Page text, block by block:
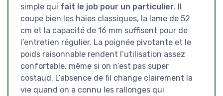
simple qui fait le job pour un particulier. Il
coupe bien les haies classiques, la lame de 52
cm et la capacité de 16 mm suffisent pour de
l’entretien régulier. La poignée pivotante et le
poids raisonnable rendent l’utilisation assez
confortable, même si on n’est pas super
costaud. L’absence de fil change clairement la
vie quand on a connu les rallonges qui